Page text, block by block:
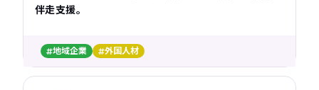
伴走支援。
地域企業 外国人材